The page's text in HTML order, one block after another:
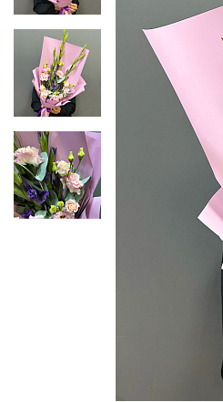
РОЗЫ
БУКЕТЫ НЕВЕСТЫ
ПОДАРКИ
КОМПОЗИЦИИ ЦВЕТОВ
СУХОЦВЕТЫ
ИНДИВИДУАЛЬНЫЙ
ЦВЕТЫ ДЛЯ ПОХОРОН